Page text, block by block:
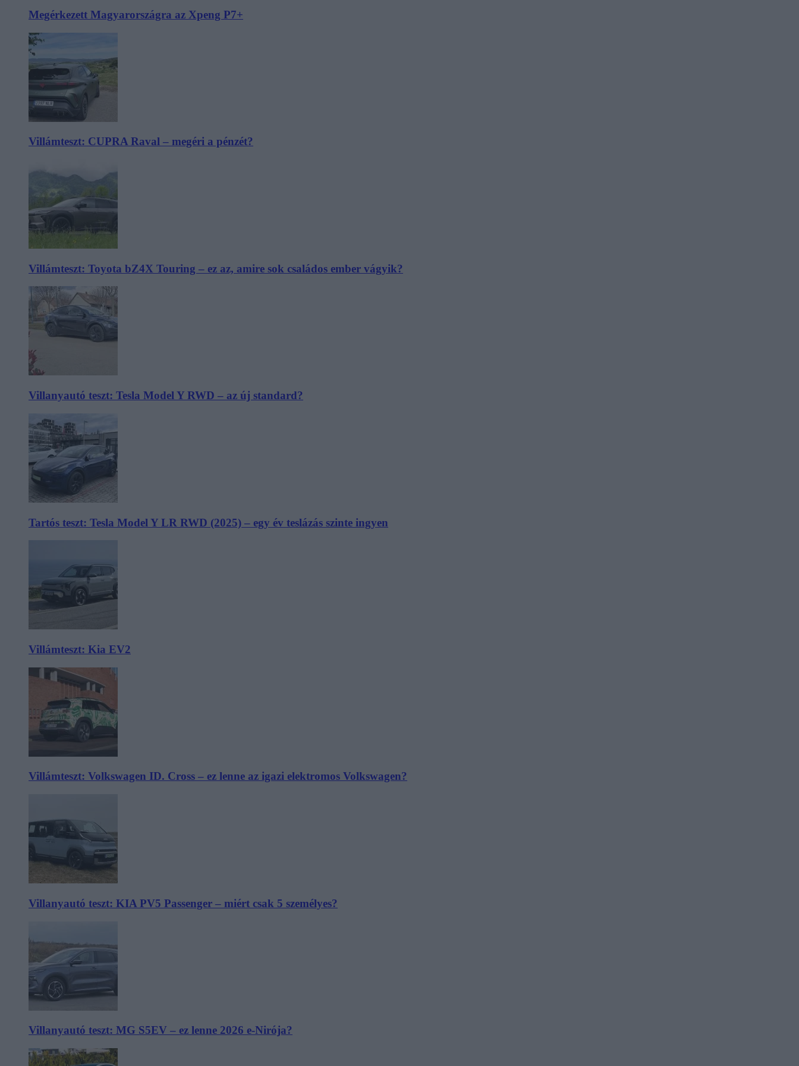
Megérkezett Magyarországra az Xpeng P7+
Villámteszt: CUPRA Raval – megéri a pénzét?
Villámteszt: Toyota bZ4X Touring – ez az, amire sok családos ember vágyik?
Villanyautó teszt: Tesla Model Y RWD – az új standard?
Tartós teszt: Tesla Model Y LR RWD (2025) – egy év teslázás szinte ingyen
Villámteszt: Kia EV2
Villámteszt: Volkswagen ID. Cross – ez lenne az igazi elektromos Volkswagen?
Villanyautó teszt: KIA PV5 Passenger – miért csak 5 személyes?
Villanyautó teszt: MG S5EV – ez lenne 2026 e-Nirója?